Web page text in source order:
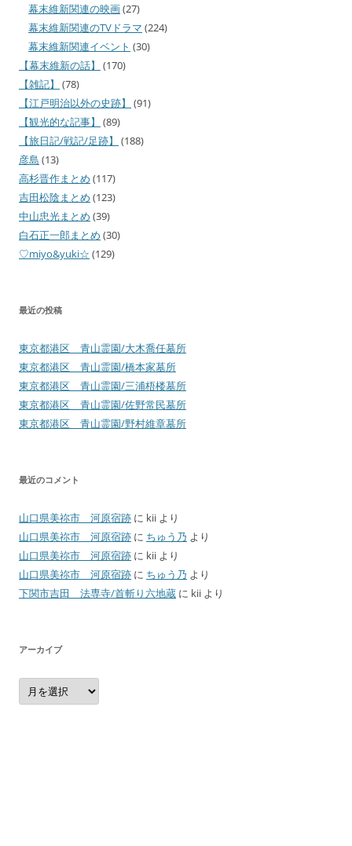
幕末維新関連の映画(27)
幕末維新関連のTVドラマ (224)
幕末維新関連イベント (30)
【幕末維新の話】
(170)
【雑記】
(78)
【江戸明治以外の史跡】
(91)
【観光的な記事】
(89)
【旅日記/戦記/足跡】
(188)
彦島 (13)
高杉晋作まとめ (117)
吉田松陰まとめ (123)
中山忠光まとめ (39)
白石正一郎まとめ (30)
♡miyo&yuki☆ (129)
最近の投稿
東京都港区 青山霊園/大木喬任墓所
東京都港区 青山霊園/橋本家墓所
東京都港区 青山霊園/三浦梧楼墓所
東京都港区 青山霊園/佐野常民墓所
東京都港区 青山霊園/野村維章墓所
最近のコメント
山口県美祢市 河原宿跡 に kii より
山口県美祢市 河原宿跡 に ちゅう乃 より
山口県美祢市 河原宿跡 に kii より
山口県美祢市 河原宿跡 に ちゅう乃 より
下関市吉田 法専寺/首斬り六地蔵 に kii より
アーカイブ
ア
ー
カ